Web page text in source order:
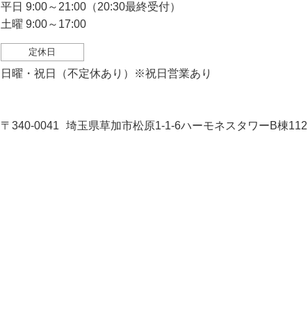
平日 9:00～21:00（20:30最終受付）
土曜 9:00～17:00
定休日
日曜・祝日（不定休あり）※祝日営業あり
〒340-0041 埼玉県草加市松原1-1-6ハーモネスタワーB棟112